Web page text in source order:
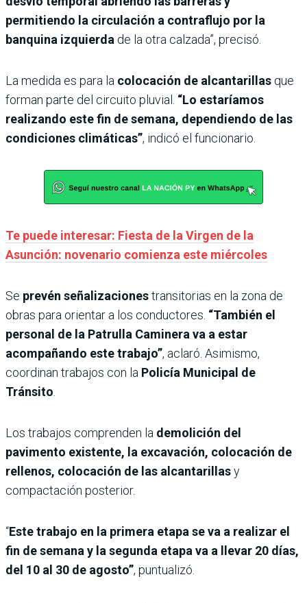
permitiendo la circulación a contraflujo por la
banquina izquierda de la otra calzada”, precisó.
La medida es para la colocación de alcantarillas que
forman parte del circuito pluvial. “Lo estaríamos
realizando este fin de semana, dependiendo de las
condiciones climáticas”, indicó el funcionario.
Te puede interesar: Fiesta de la Virgen de la
Asunción: novenario comienza este miércoles
Se prevén señalizacionestransitorias en la zona de
obras para orientar a los conductores. “También el
personal de la Patrulla Caminera va a estar
acompañando este trabajo”, aclaró. Asimismo,
coordinan trabajos con la Policía Municipal de
Tránsito.
Los trabajos comprenden la demolición del
pavimento existente, la excavación, colocación de
rellenos, colocación de las alcantarillasy
compactación posterior.
“Este trabajo en la primera etapa se va a realizar el
fin de semana y la segunda etapa va a llevar 20 días,
del 10 al 30 de agosto”, puntualizó.